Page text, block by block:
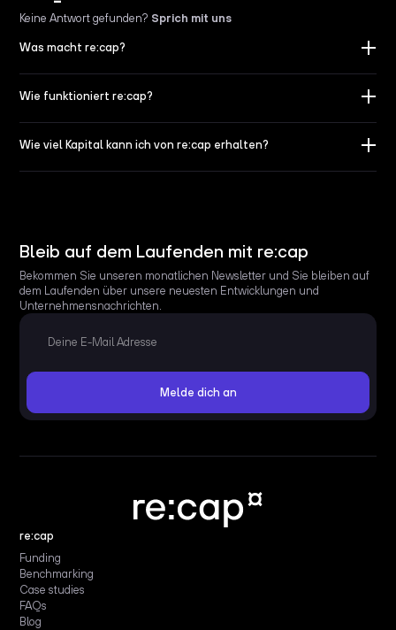
Keine Antwort gefunden? Sprich mit uns
Was macht re:cap?
Wie funktioniert re:cap?
Wie viel Kapital kann ich von re:cap erhalten?
Bleib auf dem Laufenden mit re:cap
Bekommen Sie unseren monatlichen Newsletter und Sie bleiben auf
dem Laufenden über unsere neuesten Entwicklungen und
Unternehmensnachrichten.
re:cap
Funding
Benchmarking
Case studies
FAQs
Blog